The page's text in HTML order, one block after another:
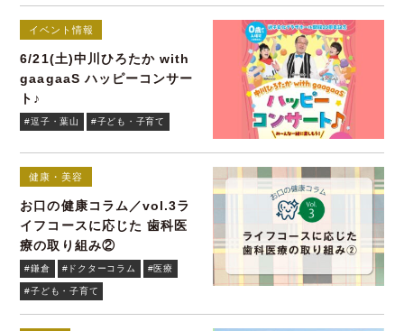
イベント情報
6/21(土)中川ひろたか with
gaagaaS ハッピーコンサー
ト♪
#逗子・葉山 #子ども・子育て
健康・美容
お口の健康コラム／vol.3ラ
イフコースに応じた 歯科医
療の取り組み②
#鎌倉 #ドクターコラム #医療
#子ども・子育て